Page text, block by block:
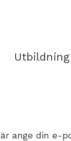
ange din e-